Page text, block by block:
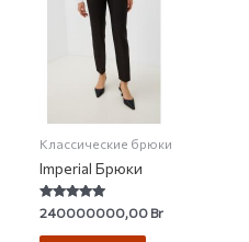
Классические брюки
Imperial Брюки
Rated
4.83
out of 5
240000000,00Br